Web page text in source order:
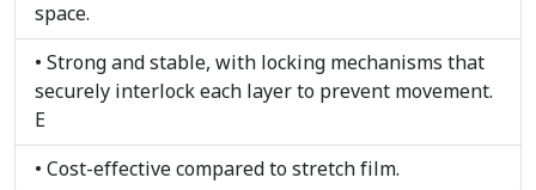
space.
• Strong and stable, with locking mechanisms that
securely interlock each layer to prevent movement.
E
• Cost-effective compared to stretch film.